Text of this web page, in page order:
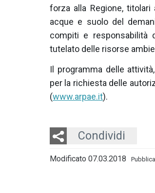
forza alla Regione,
acque e suolo del
compiti e responsabilità
tutelato delle risorse
Il programma delle
per la richiesta delle
(www.arpae.it).
Condividi
Twitter
LinkedIn
Email
Modificato 07.03.2018